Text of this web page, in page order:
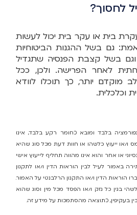
לחסוך?
בית או עקר בית יכול לעשות
גם בשל ההגנות הביטוחיות
וגם בשל קצבת הפנסיה שתגדיל
לאחר הפרישה. ולכן, ככל
מוקדם יותר, כך תוכלו לוודא
וכלכלית.
בלבד ומובא כחומר רקע בלבד, אינו
ו/או ייעוץ כלשהו או חוות דעת מכל סוג שהיא
או אחר והוא אינו מהווה תחליף לייעוץ אישי
באמור לעיל לבין הוראות הדין ו/או לתקנון
הוראות הדין ו/או התקנון הרלבנטי על האמור.
בגין כל נזק ו/או הפסד מכל מין וסוג שהוא
בעקיפין, כתוצאה מהסתמכות על מידע זה.